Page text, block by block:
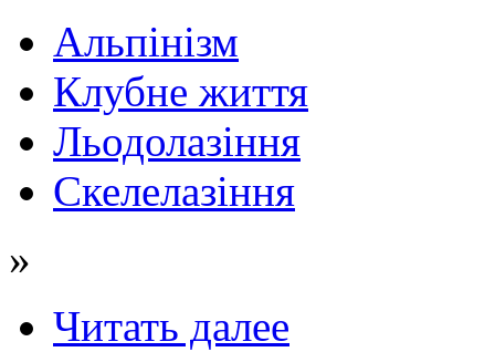
Альпінізм
Клубне життя
Льодолазіння
Скелелазіння
»
Читать далее